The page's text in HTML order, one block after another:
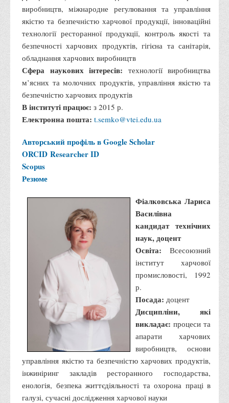
виробництв, міжнародне регулювання та управління
якістю та безпечністю харчової продукції, інноваційні
технології ресторанної продукції, контроль якості та
безпечності харчових продуктів, гігієна та санітарія,
обладнання харчових виробництв
Сфера наукових інтересів: технології виробництва
м’ясних та молочних продуктів, управління якістю та
безпечністю харчових продуктів
В інституті працює: з 2015 р.
Електронна пошта: t.semko@vtei.edu.ua
Авторський профіль в Google Scholar
ORCID Researcher ID
Scopus
Резюме
Фіалковська Лариса
Василівна
кандидат технічних
наук, доцент
Освіта: Всесоюзний
інститут харчової
промисловості, 1992
р.
Посада: доцент
Дисципліни, які
викладає: процеси та
апарати харчових
виробництв, основи
управління якістю та безпечністю харчових продуктів,
інжиніринг закладів ресторанного господарства,
енологія, безпека життєдіяльності та охорона праці в
галузі, сучасні дослідження харчової науки